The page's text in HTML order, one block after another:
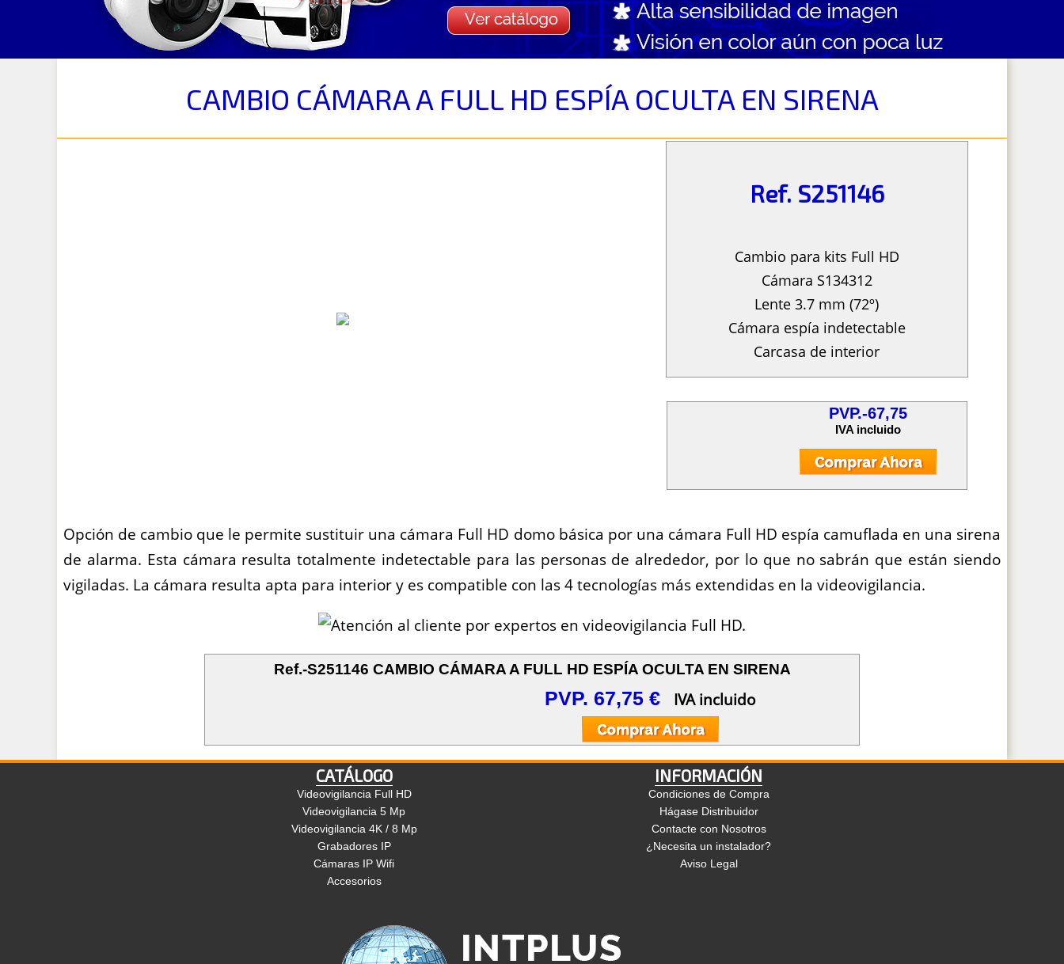
CAMBIO CÁMARA A FULL HD ESPÍA OCULTA EN SIRENA
Ref. S251146
Cambio para kits Full HD
Cámara S134312
Lente 3.7 mm (72º)
Cámara espía indetectable
Carcasa de interior
PVP.-67,75
IVA incluido
Opción de cambio que le permite sustituir una cámara Full HD domo básica por una cámara Full HD espía camuflada en una sirena
de alarma. Esta cámara resulta totalmente indetectable para las personas de alrededor, por lo que no sabrán que están siendo
vigiladas. La cámara resulta apta para interior y es compatible con las 4 tecnologías más extendidas en la videovigilancia.
Ref.-S251146 CAMBIO CÁMARA A FULL HD ESPÍA OCULTA EN SIRENA
PVP. 67,75 € IVA incluido
CATÁLOGO
Videovigilancia Full HD
Videovigilancia 5 Mp
Videovigilancia 4K / 8 Mp
Grabadores IP
Cámaras IP Wifi
Accesorios
INFORMACIÓN
Condiciones de Compra
Hágase Distribuidor
Contacte con Nosotros
¿Necesita un instalador?
Aviso Legal